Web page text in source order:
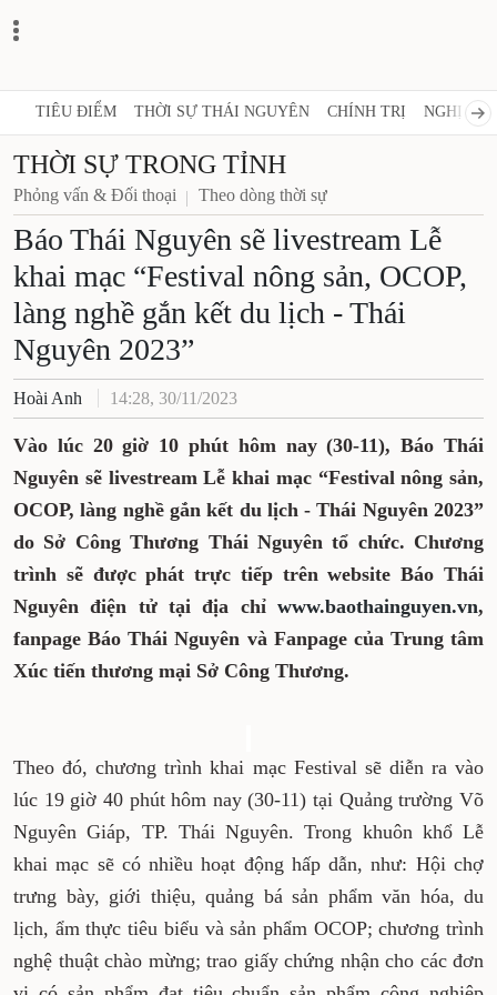
TIÊU ĐIỂM THỜI SỰ THÁI NGUYÊN CHÍNH TRỊ NGHỊ
THỜI SỰ TRONG TỈNH
Phỏng vấn & Đối thoại Theo dòng thời sự
Báo Thái Nguyên sẽ livestream Lễ
khai mạc “Festival nông sản, OCOP,
làng nghề gắn kết du lịch - Thái
Nguyên 2023”
Hoài Anh 14:28, 30/11/2023
Vào lúc 20 giờ 10 phút hôm nay (30-11), Báo Thái
Nguyên sẽ livestream Lễ khai mạc “Festival nông sản,
OCOP, làng nghề gắn kết du lịch - Thái Nguyên 2023”
do Sở Công Thương Thái Nguyên tổ chức. Chương
trình sẽ được phát trực tiếp trên website Báo Thái
Nguyên điện tử tại địa chỉ www.baothainguyen.vn,
fanpage Báo Thái Nguyên và Fanpage của Trung tâm
Xúc tiến thương mại Sở Công Thương.
Theo đó, chương trình khai mạc Festival sẽ diễn ra vào
lúc 19 giờ 40 phút hôm nay (30-11) tại Quảng trường Võ
Nguyên Giáp, TP. Thái Nguyên. Trong khuôn khổ Lễ
khai mạc sẽ có nhiều hoạt động hấp dẫn, như: Hội chợ
trưng bày, giới thiệu, quảng bá sản phẩm văn hóa, du
lịch, ẩm thực tiêu biểu và sản phẩm OCOP; chương trình
nghệ thuật chào mừng; trao giấy chứng nhận cho các đơn